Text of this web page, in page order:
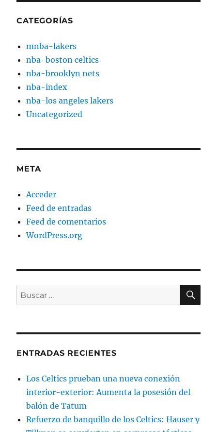
CATEGORÍAS
mnba-lakers
nba-boston celtics
nba-brooklyn nets
nba-index
nba-los angeles lakers
Uncategorized
META
Acceder
Feed de entradas
Feed de comentarios
WordPress.org
Buscar
por:
ENTRADAS RECIENTES
Los Celtics prueban una nueva conexión
interior-exterior: Aumenta la posesión del
balón de Tatum
Refuerzo de banquillo de los Celtics: Hauser y